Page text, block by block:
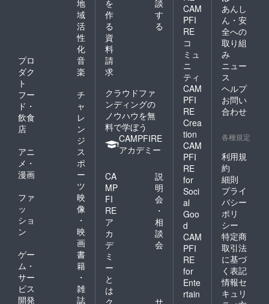
地
域
活
性
化
プロ
ダク
ト
音
楽
フー
ド・
飲食
店
チ
ャ
レ
ン
ジ
アニ
メ・
漫画
ス
ポ
ー
ツ
ファ
ッ
ショ
ン
映
像
・
映
画
ゲー
ム・
サー
ビス
開発
書
籍
・
雑
誌
を
作
る
談
す
る
資
料
請
求
クラウドファ
ンディングの
ノウハウを無
料で学ぼう
CAMPFIRE
アカデミー
CA
MP
FI
RE
ア
カ
デ
ミ
ー
と
は
説
明
会
・
相
談
会
CAM
PFI
RE
コ
ミュ
ニ
ティ
CAM
PFI
RE
Crea
tion
CAM
PFI
RE
for
Soci
al
Goo
d
CAM
PFI
RE
for
Ente
rtain
あんし
ん・安
全への
取り組
み
ニュー
ス
ヘルプ
お問い
合わせ
各種規定
利用規
約
細則
プライ
バシー
ポリ
シー
特定商
取引法
に基づ
く表記
情報セ
キュリ